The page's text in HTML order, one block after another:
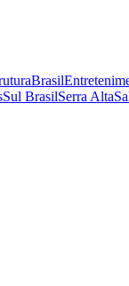
Brasil
Sul BrasilSerra Alta